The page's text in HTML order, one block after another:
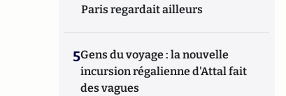
Paris regardait ailleurs
5Gens du voyage : la nouvelle
incursion régalienne d'Attal fait
des vagues